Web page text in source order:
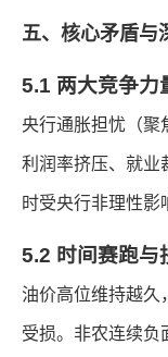
五、核心矛盾与
5.1 两大竞争力
央行通胀担忧（聚
利润率挤压、就业
时受央行非理性
5.2 时间赛跑与
油价高位维持越久
受损。非农连续负